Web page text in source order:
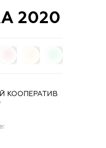
2020
КООПЕРАТИВ